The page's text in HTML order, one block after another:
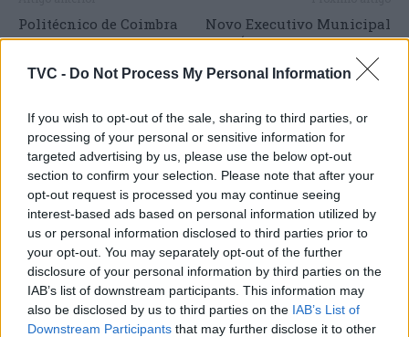
TVC - Do Not Process My Personal Information
If you wish to opt-out of the sale, sharing to third parties, or
processing of your personal or sensitive information for
targeted advertising by us, please use the below opt-out
section to confirm your selection. Please note that after your
opt-out request is processed you may continue seeing
interest-based ads based on personal information utilized by
us or personal information disclosed to third parties prior to
your opt-out. You may separately opt-out of the further
disclosure of your personal information by third parties on the
IAB’s list of downstream participants. This information may
also be disclosed by us to third parties on the IAB’s List of
Downstream Participants that may further disclose it to other
Politécnico de Coimbra
integra missão
inovação em Barcelona
Novo Executivo Municipal
de Ílhavo já tomou posse
ARTIGOS RELACIONADOSMAIS DO AUTOR